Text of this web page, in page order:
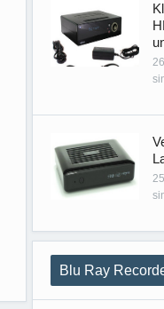
Blu Ray